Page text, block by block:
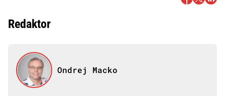
Redaktor
Ondrej Macko